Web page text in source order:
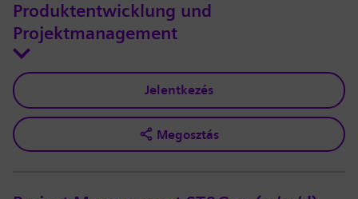
Produktentwicklung und
Projektmanagement
Jelentkezés
Megosztás